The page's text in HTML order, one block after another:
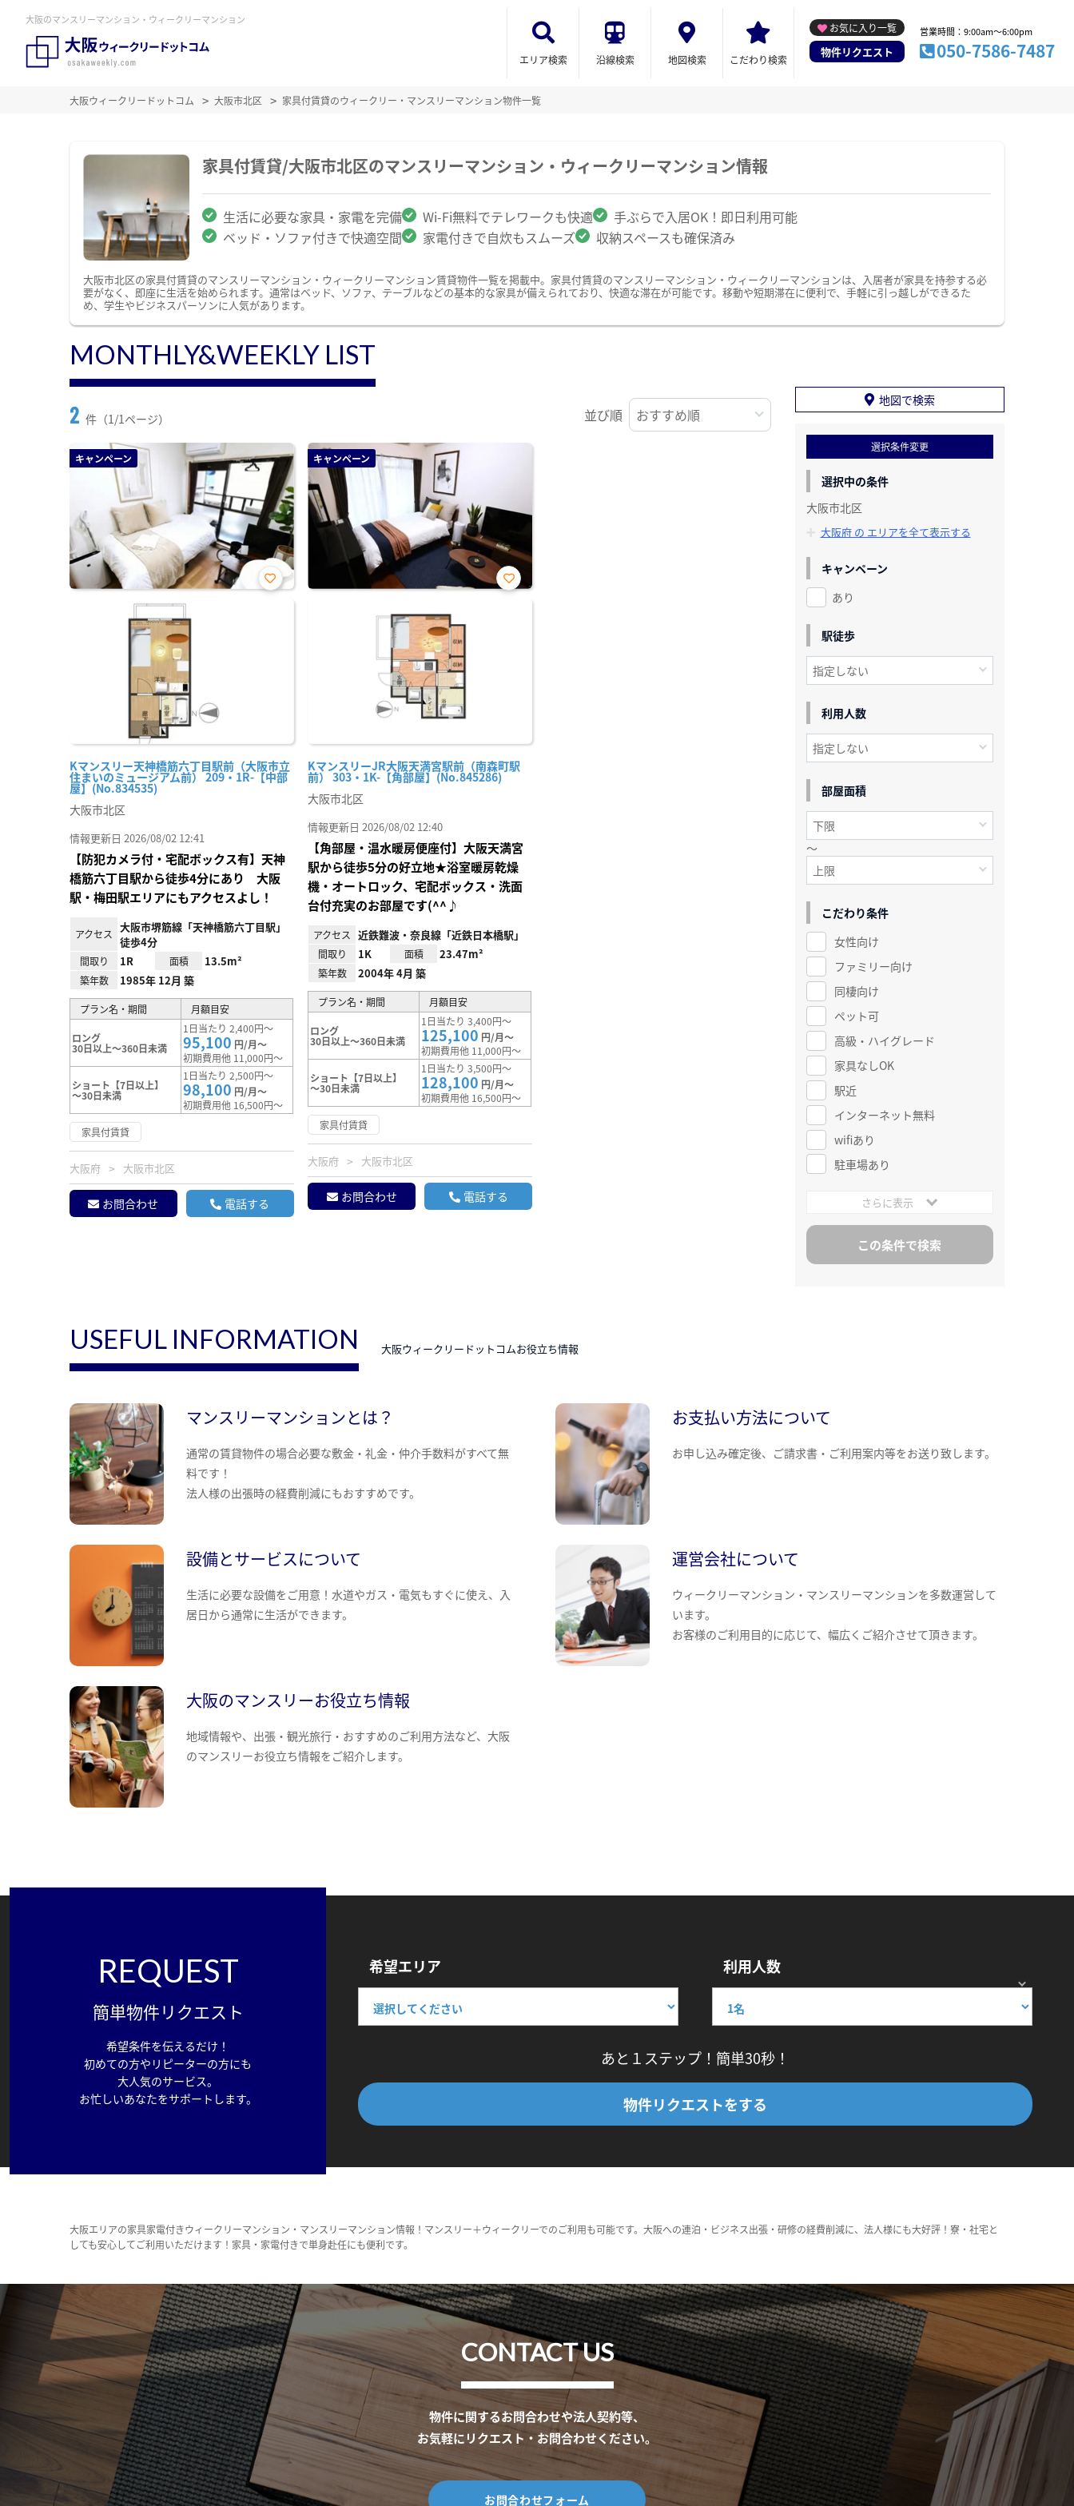
大阪のマンスリーマンション・ウィークリーマンション
エリア検索 沿線検索 地図検索 こだわり検索
お気に入り一覧
物件リクエスト
営業時間：9:00am～6:00pm
050-7586-7487
大阪ウィークリードットコム 大阪市北区 家具付賃貸のウィークリー・マンスリーマンション物件一覧
家具付賃貸/大阪市北区のマンスリーマンション・ウィークリーマンション情報
生活に必要な家具・家電を完備 Wi-Fi無料でテレワークも快適
手ぶらで入居OK！即日利用可能
ベッド・ソファ付きで快適空間
家電付きで自炊もスムーズ 収納スペースも確保済み
大阪市北区の家具付賃貸のマンスリーマンション・ウィークリーマンション賃貸物件一覧を掲載中。家具付賃貸のマンスリーマンション・ウィークリーマンションは、入居者が家具を持参する必
要がなく、即座に生活を始められます。通常はベッド、ソファ、テーブルなどの基本的な家具が備えられており、快適な滞在が可能です。移動や短期滞在に便利で、手軽に引っ越しができるた
め、学生やビジネスパーソンに人気があります。
MONTHLY&WEEKLY LIST
2 件（1/1ページ） 並び順
キャンペーン
Kマンスリー天神橋筋六丁目駅前（大阪市立
住まいのミュージアム前） 209・1R-【中部
屋】(No.834535)
お気
大阪市北区
情報更新日 2026/08/02 12:41
【防犯カメラ付・宅配ボックス有】天神
橋筋六丁目駅から徒歩4分にあり 大阪
駅・梅田駅エリアにもアクセスよし！
アクセス
大阪市堺筋線「天神橋筋六丁目駅」
徒歩4分
間取り 1R 面積 13.5m²
築年数 1985年 12月 築
プラン名・期間 月額目安
ロング
30日以上～360日未満
1日当たり 2,400円～
95,100 円/月～
初期費用他 11,000円～
ショート【7日以上】
～30日未満
1日当たり 2,500円～
98,100 円/月～
初期費用他 16,500円～
家具付賃貸
大阪府 大阪市北区
お問合わせ 電話する
キャンペーン
KマンスリーJR大阪天満宮駅前（南森町駅
前） 303・1K-【角部屋】(No.845286)
お気
大阪市北区
情報更新日 2026/08/02 12:40
【角部屋・温水暖房便座付】大阪天満宮
駅から徒歩5分の好立地★浴室暖房乾燥
機・オートロック、宅配ボックス・洗面
台付充実のお部屋です(^^♪
アクセス 近鉄難波・奈良線「近鉄日本橋駅」
間取り 1K 面積 23.47m²
築年数 2004年 4月 築
プラン名・期間 月額目安
ロング
30日以上～360日未満
1日当たり 3,400円～
125,100 円/月～
初期費用他 11,000円～
ショート【7日以上】
～30日未満
1日当たり 3,500円～
128,100 円/月～
初期費用他 16,500円～
家具付賃貸
大阪府 大阪市北区
お問合わせ 電話する
地図で検索
選択条件変更
選択中の条件
大阪市北区
大阪府 の エリアを全て表示する
キャンペーン
あり
駅徒歩
利用人数
部屋面積
～
こだわり条件
女性向け
ファミリー向け
同棲向け
ペット可
高級・ハイグレード
家具なしOK
駅近
インターネット無料
wifiあり
駐車場あり
さらに表示
USEFUL INFORMATION 大阪ウィークリードットコムお役立ち情報
マンスリーマンションとは？
通常の賃貸物件の場合必要な敷金・礼金・仲介手数料がすべて無
料です！
法人様の出張時の経費削減にもおすすめです。
お支払い方法について
お申し込み確定後、ご請求書・ご利用案内等をお送り致します。
設備とサービスについて
生活に必要な設備をご用意！水道やガス・電気もすぐに使え、入
居日から通常に生活ができます。
運営会社について
ウィークリーマンション・マンスリーマンションを多数運営して
います。
お客様のご利用目的に応じて、幅広くご紹介させて頂きます。
大阪のマンスリーお役立ち情報
地域情報や、出張・観光旅行・おすすめのご利用方法など、大阪
のマンスリーお役立ち情報をご紹介します。
REQUEST
簡単物件リクエスト
希望条件を伝えるだけ！
初めての方やリピーターの方にも
大人気のサービス。
お忙しいあなたをサポートします。
希望エリア 利用人数
あと１ステップ！簡単30秒！
物件リクエストをする
大阪エリアの家具家電付きウィークリーマンション・マンスリーマンション情報！マンスリー＋ウィークリーでのご利用も可能です。大阪への連泊・ビジネス出張・研修の経費削減に、法人様にも大好評！寮・社宅と
しても安心してご利用いただけます！家具・家電付きで単身赴任にも便利です。
CONTACT US
物件に関するお問合わせや法人契約等、
お気軽にリクエスト・お問合わせください。
お問合わせフォーム